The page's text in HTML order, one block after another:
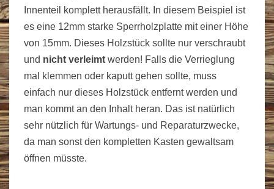
Innenteil komplett herausfällt. In diesem Beispiel ist
es eine 12mm starke Sperrholzplatte mit einer Höhe
von 15mm. Dieses Holzstück sollte nur verschraubt
und nicht verleimt werden! Falls die Verrieglung
mal klemmen oder kaputt gehen sollte, muss
einfach nur dieses Holzstück entfernt werden und
man kommt an den Inhalt heran. Das ist natürlich
sehr nützlich für Wartungs- und Reparaturzwecke,
da man sonst den kompletten Kasten gewaltsam
öffnen müsste.